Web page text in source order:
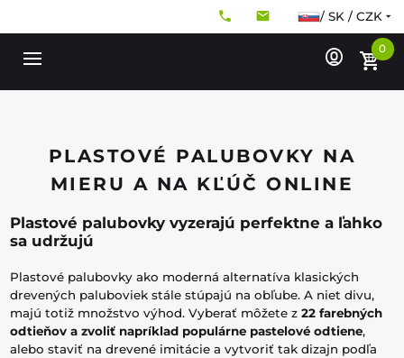
/ SK / CZK
0
PLASTOVÉ PALUBOVKY NA
MIERU A NA KĽÚČ ONLINE
Plastové palubovky vyzerajú perfektne a ľahko
sa udržujú
Plastové palubovky ako moderná alternatíva klasických
drevených paluboviek stále stúpajú na obľube. A niet divu,
majú totiž množstvo výhod. Vyberať môžete z22 farebných
odtieňov a zvoliť napríklad populárne pastelové odtiene,
alebo staviť na drevené imitácie a vytvoriť tak dizajn podľa